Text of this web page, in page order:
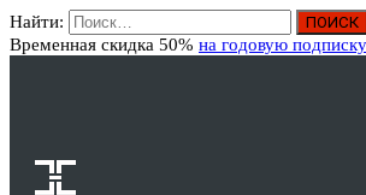
Найти:
Временная скидка 50% на годовую подписку